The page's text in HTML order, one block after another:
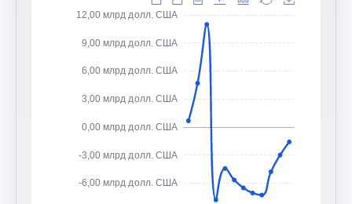
-6,00 млрд долл. США
-3,00 млрд долл. США
0,00 млрд долл. США
3,00 млрд долл. США
6,00 млрд долл. США
9,00 млрд долл. США
12,00 млрд долл. США